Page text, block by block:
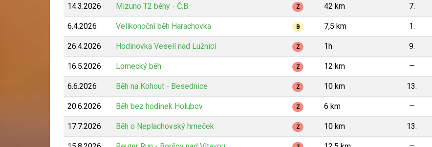
14.3.2026 Mizuno T2 běhy - Č.B. Z 42 km 7.
6.4.2026 Velikonoční běh Harachovka B 7,5 km 1.
26.4.2026 Hodinovka Veselí nad Lužnicí Z 1h 9.
16.5.2026 Lomecký běh Z 12 km —
6.6.2026 Běh na Kohout - Besednice Z 10 km 13.
20.6.2026 Běh bez hodinek Holubov Z 6 km —
17.7.2026 Běh o Neplachovský hrneček Z 10 km 13.